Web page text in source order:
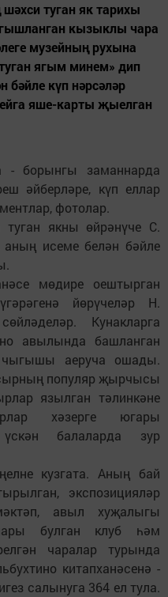
туган як тарихы
кызыклы чара
музейның рухына
ягым минем» дип
бәйле күп нәрсәләр
яше-карты җыелган
- борынгы заманнарда
әйберләре, күп еллар
фотолар.
якны өйрәнүче С.
аның исеме белән бәйле
мөдире оештырган
йөрүчеләр Н.
Кунакларга
авылында башланган
чыгышы аеруча ошады.
популяр җырчысы
язылган тәлинкәне
хәзерге югары
балаларда зур
кузгата. Аның бай
экспозицияләр
авыл хуҗалыгы
булган клуб һәм
чаралар турында
китапханәсенә -
салынуга 364 ел тула.